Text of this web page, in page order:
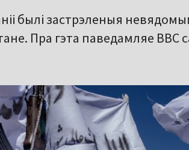
былі застрэленыя
Пра гэта паведамляе BBC